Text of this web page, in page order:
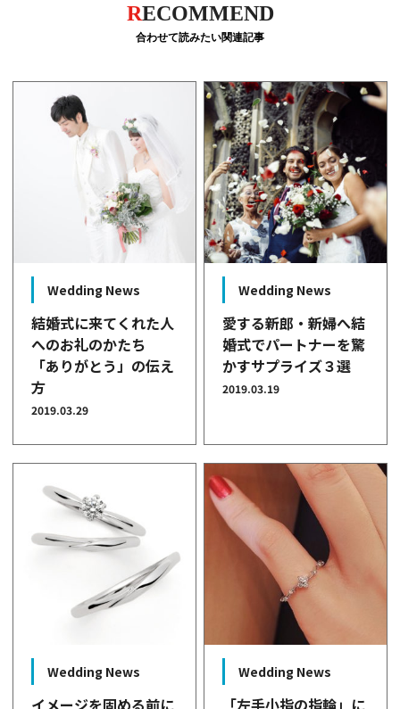
RECOMMEND
合わせて読みたい関連記事
Wedding News
結婚式に来てくれた人
へのお礼のかたち
「ありがとう」の伝え
方
2019.03.29
Wedding News
愛する新郎・新婦へ結
婚式でパートナーを驚
かすサプライズ３選
2019.03.19
Wedding News
イメージを固める前に
Wedding News
「左手小指の指輪」に